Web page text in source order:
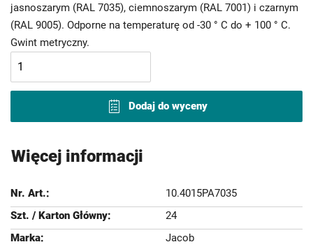
jasnoszarym (RAL 7035), ciemnoszarym (RAL 7001) i czarnym
(RAL 9005). Odporne na temperaturę od -30 ° C do + 100 ° C.
Gwint metryczny.
Dodaj do wyceny
Więcej informacji
10.4015PA7035
24
Jacob